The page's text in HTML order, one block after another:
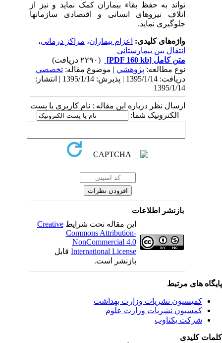
تواند به حفظ بقاء بیماران کمک نماید و نیز از
اتلاف نیروهای انسانی و اقتصادی سازمانها
جلوگیری نماید.
واژه‌های کلیدی:اعزام بیماران ،مراکز درمانی،
انتقال بین بیمارستانی
متن کامل[PDF 160 kb]
نوع مطالعه:پژوهشي| موضوع مقاله:تخصصي
دریافت: 1395/1/14 | پذیرش: 1395/1/14 | انتشار:
1395/1/14
ارسال نظر درباره این مقاله : نام کاربری یا پست
الکترونیک شما:
بازنشر اطلاعات
این مقاله تحت شرایطCreative
Commons Attribution-
NonCommercial 4.0
International Licenseقابل
بازنشر است.
های مرتبط
کمیسیون نشریات وزارت بهداشت
کمسیون نشریات وزارت علوم
شرکت یکتاوب
کلیدی